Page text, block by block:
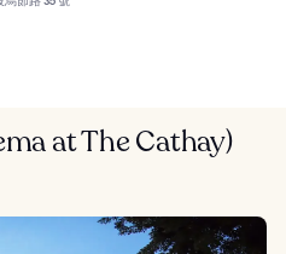
at The Cathay)